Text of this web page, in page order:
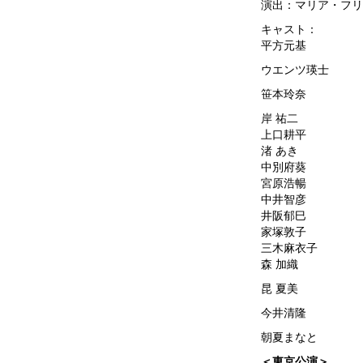
演出：マリア・フ
キャスト：
平方元基
ウエンツ瑛士
笹本玲奈
岸 祐二
上口耕平
渚 あき
中別府葵
宮原浩暢
中井智彦
井阪郁巳
家塚敦子
三木麻衣子
森 加織
昆 夏美
今井清隆
朝夏まなと